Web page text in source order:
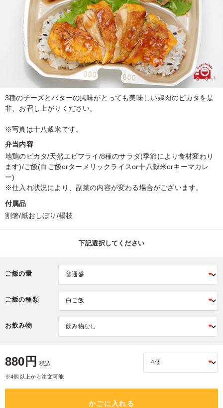
3種のチーズとバターの風味がとっても美味しい鶏肉のピカタを是
非、お召し上がりください。
※写真は十八穀米です。
弁当内容
地鶏のピカタ/天然エビフライ/8種のサラダ(季節により食材変わり
ます)/ご飯(白ご飯orターメリックライスor十八穀米orキーマカレ
ー)
※仕入れ状況により、副菜の内容が変わる場合がございます。
付属品
割箸/紙おしぼり/楊枝
下記選択してください
ご飯の量
ご飯の種類
お飲み物
880円 税込
※4個以上から注文可能
かごに入れる